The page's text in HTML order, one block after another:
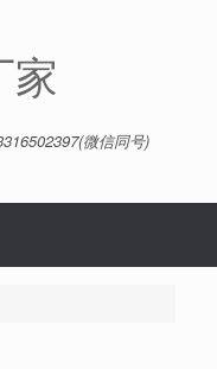
家
微信同号)